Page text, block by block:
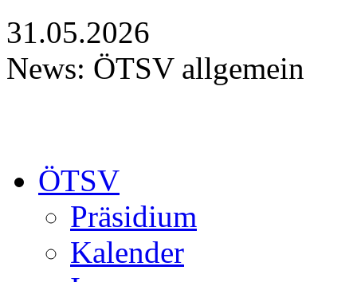
31.05.2026
News: ÖTSV allgemein
ÖTSV
Präsidium
Kalender